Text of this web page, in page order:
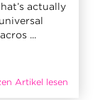
actually
...
Artikel lesen